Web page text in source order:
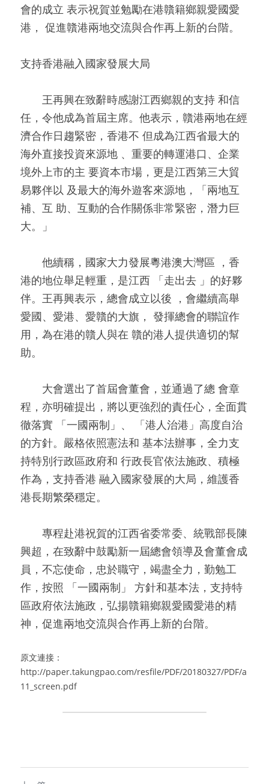
會的成立 表示祝賀並勉勵在港贛籍鄉親愛國愛
港， 促進贛港兩地交流與合作再上新的台階。
支持香港融入國家發展大局
王再興在致辭時感謝江西鄉親的支持 和信
任，令他成為首屆主席。他表示，贛港兩地在經
濟合作日趨緊密，香港不 但成為江西省最大的
海外直接投資來源地 、重要的轉運港口、企業
境外上市的主 要資本市場，更是江西第三大貿
易夥伴以 及最大的海外遊客來源地，「兩地互
補、互 助、互動的合作關係非常緊密，潛力巨
大。」
他續稱，國家大力發展粵港澳大灣區 ，香
港的地位舉足輕重，是江西 「走出去 」的好夥
伴。王再興表示，總會成立以後 ，會繼續高舉
愛國、愛港、愛贛的大旗， 發揮總會的聯誼作
用，為在港的贛人與在 贛的港人提供適切的幫
助。
大會選出了首屆會董會，並通過了總 會章
程，亦明確提出，將以更強烈的責任心，全面貫
徹落實 「一國兩制」、 「港人治港」高度自治
的方針。嚴格依照憲法和 基本法辦事，全力支
持特別行政區政府和 行政長官依法施政、積極
作為，支持香港 融入國家發展的大局，維護香
港長期繁榮穩定。
專程赴港祝賀的江西省委常委、統戰部長陳
興超，在致辭中鼓勵新一屆總會領導及會董會成
員，不忘使命，忠於職守，竭盡全力，勤勉工
作，按照 「一國兩制」 方針和基本法，支持特
區政府依法施政，弘揚贛籍鄉親愛國愛港的精
神，促進兩地交流與合作再上新的台階。
原文連接：
http://paper.takungpao.com/resfile/PDF/20180327/PDF/a
11_screen.pdf